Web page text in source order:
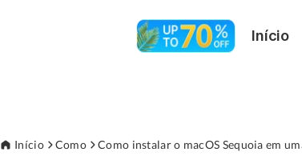
Início
Início Como Como instalar o macOS Sequoia em